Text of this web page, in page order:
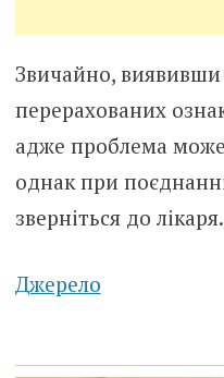
Звичайно, виявивши
перерахованих
адже проблема може
однак при
зверніться до лікаря.
Джерело